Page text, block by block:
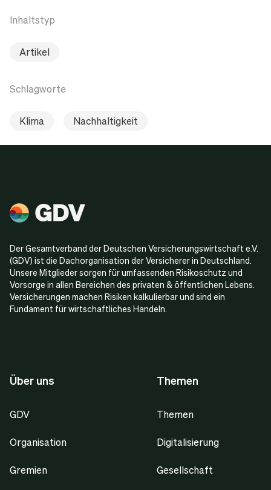
Inhaltstyp
Artikel
Schlagworte
Klima Nachhaltigkeit
Der Gesamtverband der Deutschen Versicherungswirtschaft e.V.
(GDV) ist die Dachorganisation der Versicherer in Deutschland.
Unsere Mitglieder sorgen für umfassenden Risikoschutz und
Vorsorge in allen Bereichen des privaten & öffentlichen Lebens.
Versicherungen machen Risiken kalkulierbar und sind ein
Fundament für wirtschaftliches Handeln.
Über uns
GDV
Organisation
Gremien
Themen
Themen
Digitalisierung
Gesellschaft